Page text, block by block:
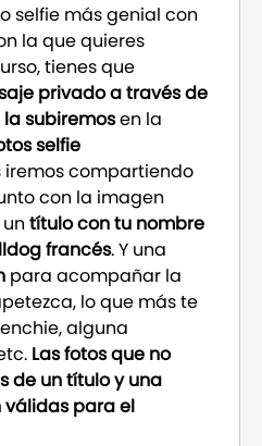
selfie más genial con
la que quieres
tienes que
privado a través de
la subiremosen la
selfie
iremos compartiendo
con la imagen
título con tu nombre
francés. Y una
para acompañar la
lo que más te
alguna
Las fotos que no
de un título y una
válidas para el